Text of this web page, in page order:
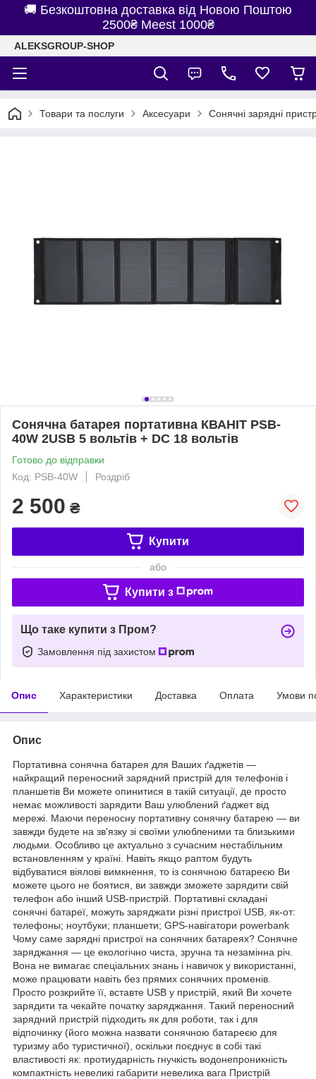
🚚 Безкоштовна доставка від Новою Поштою
2500₴ Meest 1000₴
ALEKSGROUP-SHOP
Товари та послуги Аксесуари Сонячні зарядні
Сонячна батарея портативна КВАНІТ PSB-
40W 2USB 5 вольтів + DC 18 вольтів
Готово до відправки
Код: PSB-40W
Роздріб
2 500 ₴
Купити
або
Купити з
Що таке купити з Пром?
Замовлення під захистом
Опис Характеристики Доставка Оплата Умови
Опис
Портативна сонячна батарея для Ваших ґаджетів —
найкращий переносний зарядний пристрій для телефонів і
планшетів Ви можете опинитися в такій ситуації, де просто
немає можливості зарядити Ваш улюблений ґаджет від
мережі. Маючи переносну портативну сонячну батарею — ви
завжди будете на зв'язку зі своїми улюбленими та близькими
людьми. Особливо це актуально з сучасним нестабільним
встановленням у країні. Навіть якщо раптом будуть
відбуватися віялові вимкнення, то із сонячною батареєю Ви
можете цього не боятися, ви завжди зможете зарядити свій
телефон або інший USB-пристрій. Портативні складані
сонячні батареї, можуть заряджати різні пристрої USB, як-от:
телефоны; ноутбуки; планшети; GPS-навігатори powerbank
Чому саме зарядні пристрої на сонячних батареях? Сонячне
заряджання — це екологічно чиста, зручна та незамінна річ.
Вона не вимагає спеціальних знань і навичок у використанні,
може працювати навіть без прямих сонячних променів.
Просто розкрийте її, вставте USB у пристрій, який Ви хочете
зарядити та чекайте початку заряджання. Такий переносний
зарядний пристрій підходить як для роботи, так і для
відпочинку (його можна назвати сонячною батареєю для
туризму або туристичної), оскільки поєднує в собі такі
властивості як: протиударність гнучкість водонепроникність
компактність невеликі габарити невелика вага Пристрій